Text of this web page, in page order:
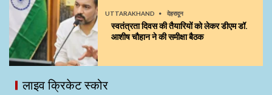
UTTARAKHAND देहरादून
स्वतंत्रता दिवस की तैयारियों को लेकर डीएम डॉ.
आशीष चौहान ने की समीक्षा बैठक
लाइव क्रिकेट स्कोर